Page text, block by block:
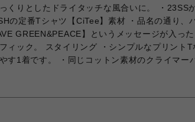
くりとしたドライタッチな風合いに。 ・23SS
の定番Tシャツ【CiTee】素材 ・品名の通り、
GREEN&PEACE】というメッセージが入っ
ィック。 スタイリング ・シンプルなプリント
す1着です。 ・同じコットン素材のクライマー